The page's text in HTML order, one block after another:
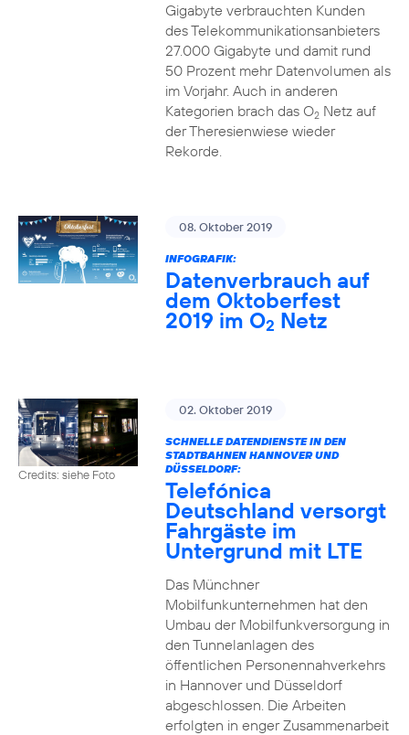
Gigabyte verbrauchten Kunden
des Telekommunikationsanbieters
27.000 Gigabyte und damit rund
50 Prozent mehr Datenvolumen als
im Vorjahr. Auch in anderen
Kategorien brach das O2Netz auf
der Theresienwiese wieder
Rekorde.
08. Oktober 2019
INFOGRAFIK:
Datenverbrauch auf
dem Oktoberfest
2019 im O2 Netz
Credits: siehe Foto
02. Oktober 2019
SCHNELLE DATENDIENSTE IN DEN
STADTBAHNEN HANNOVER UND
DÜSSELDORF:
Telefónica
Deutschland versorgt
Fahrgäste im
Untergrund mit LTE
Das Münchner
Mobilfunkunternehmen hat den
Umbau der Mobilfunkversorgung in
den Tunnelanlagen des
öffentlichen Personennahverkehrs
in Hannover und Düsseldorf
abgeschlossen. Die Arbeiten
erfolgten in enger Zusammenarbeit